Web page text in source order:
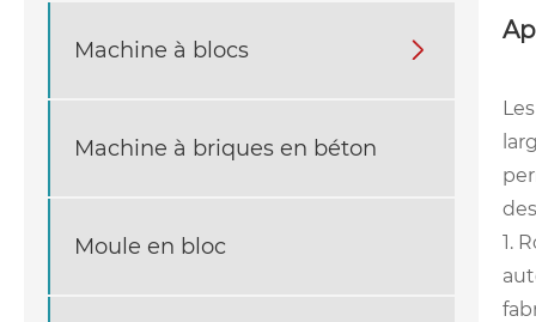
Machine à blocs 
Machine à briques en béton
Moule en bloc
1.